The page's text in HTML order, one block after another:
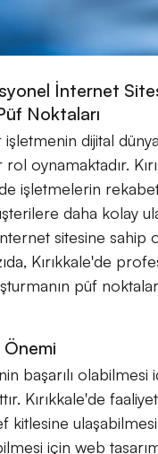
İnternet
Noktaları
dijital
oynamaktadır.
işletmelerin
daha kolay
sitesine sahip
Kırıkkale'de
püf
Önemi
başarılı olabilmesi
Kırıkkale'de
kitlesine
için web